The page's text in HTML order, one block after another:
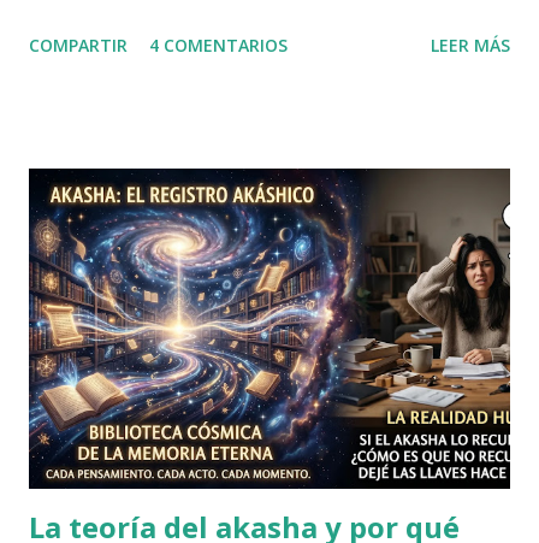
energía . La Alquimia en tu Encimera La alquimia, ese arte
"Voy a transformar esta masa informe de somnolencia y
pánico existencial en un humano que puede mantener una
conversación" . El Plomo: Es esa energía de arranque
pesado: el "dron" mental que te pide cinco minutos más y la
sensación de que tu cerebro aún está cargando la última
actualización. El Oro: Es la energía resultante: enfoque
láser, una pizca de paciencia para el tráfico y la fuerza para
afrontar el correo de tu jefe. Tu Taza como...
COMPARTIR 4 COMENTARIOS LEER MÁS
La teoría del akasha y por qué